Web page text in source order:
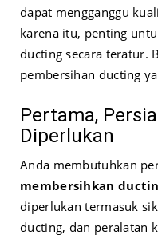
dapat mengganggu
karena itu, penting
ducting secara teratur.
pembersihan ducting
Pertama,
Diperlukan
Anda membutuhkan
membersihkan
diperlukan termasuk
ducting, dan peralatan